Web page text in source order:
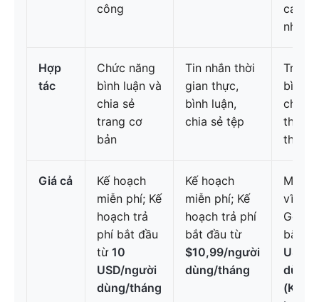
công
cao,
Hợp
tác
Chức năng
bình luận và
chia sẻ
trang cơ
bản
Tin nhắn thời
gian thực,
bình luận,
chia sẻ tệp
Trò
bình
chỉnh
thời
thực
Giá cả
Kế hoạch
miễn phí; Kế
hoạch trả
phí bắt đầu
từ 10
USD/người
dùng/tháng
Kế hoạch
miễn phí; Kế
hoạch trả phí
bắt đầu từ
$10,99/người
dùng/tháng
Miễn
vĩnh
Gói
bắt
USD/
dùng/